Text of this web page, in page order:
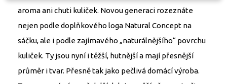
aroma ani chuti kuliček. Novou generaci rozeznáte
nejen podle doplňkového loga Natural Concept na
sáčku, ale i podle zajímavého „naturálnějšího“ povrchu
kuliček. Ty jsou nyní i těžší, hutnější a mají přesnější
průměr i tvar. Přesně tak jako pečlivá domácí výroba.